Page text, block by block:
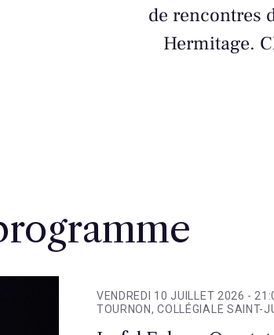
de rencontres
Hermitage.
VENDREDI 10 JUILLET 2026 -
TOURNON, COLLÉGIALE SAINT-